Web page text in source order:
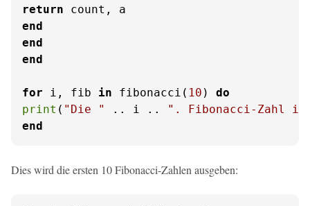
return
end
end
end
for i, fib in fibonacci( 10 ) do
print ( "Die " .. i ..
". Fibonacci-Zahl
end
Dies wird die ersten 10 Fibonacci-Zahlen ausgeben: